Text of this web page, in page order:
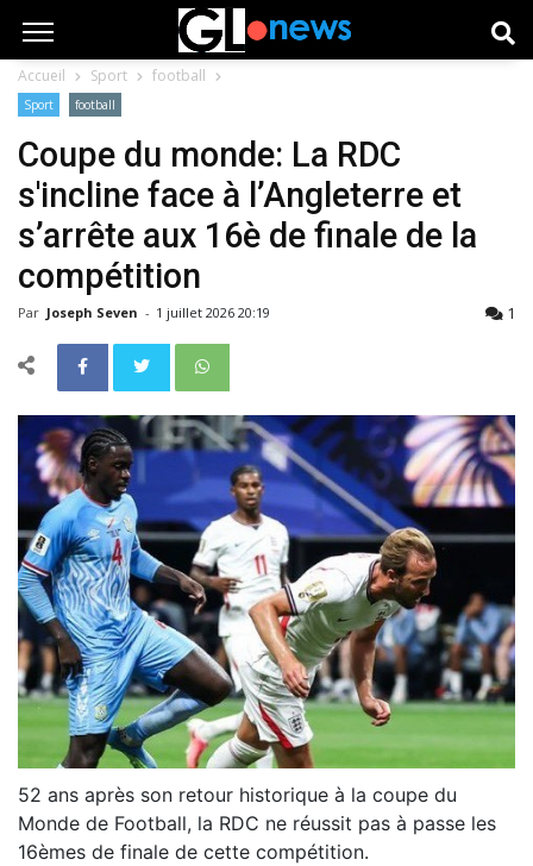
Accueil Sport football
Sport football
Coupe du monde: La RDC
s'incline face à l’Angleterre et
s’arrête aux 16è de finale de la
compétition
Par Joseph Seven - 1 juillet 2026 20:19 1
52 ans après son retour historique à la coupe du
Monde de Football, la RDC ne réussit pas à passe les
16èmes de finale de cette compétition.